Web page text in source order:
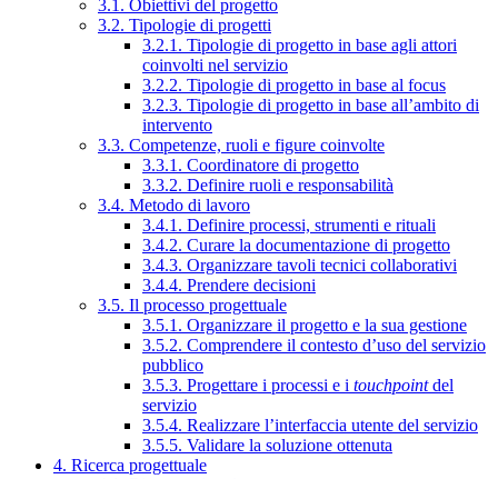
3.1. Obiettivi del progetto
3.2. Tipologie di progetti
3.2.1. Tipologie di progetto in base agli attori
coinvolti nel servizio
3.2.2. Tipologie di progetto in base al focus
3.2.3. Tipologie di progetto in base all’ambito di
intervento
3.3. Competenze, ruoli e figure coinvolte
3.3.1. Coordinatore di progetto
3.3.2. Definire ruoli e responsabilità
3.4. Metodo di lavoro
3.4.1. Definire processi, strumenti e rituali
3.4.2. Curare la documentazione di progetto
3.4.3. Organizzare tavoli tecnici collaborativi
3.4.4. Prendere decisioni
3.5. Il processo progettuale
3.5.1. Organizzare il progetto e la sua gestione
3.5.2. Comprendere il contesto d’uso del servizio
pubblico
3.5.3. Progettare i processi e i touchpointdel
servizio
3.5.4. Realizzare l’interfaccia utente del servizio
3.5.5. Validare la soluzione ottenuta
4. Ricerca progettuale